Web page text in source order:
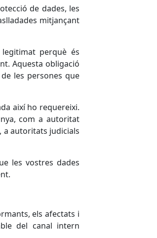
de dades, les
mitjançant
perquè és
Aquesta obligació
les persones que
així ho requereixi.
com a autoritat
autoritats judicials
les vostres dades
els afectats i
del canal intern